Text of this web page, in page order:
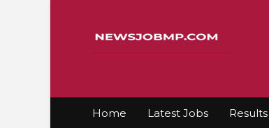
Home Latest Jobs Results